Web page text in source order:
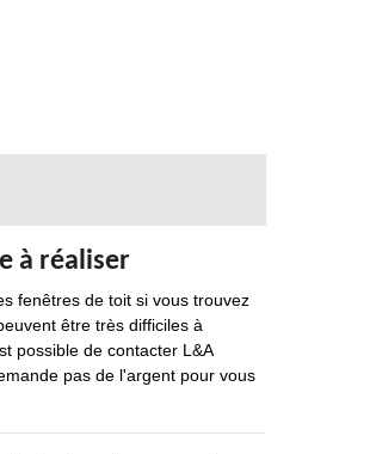
à réaliser
fenêtres de toit si vous trouvez
être très difficiles à
possible de contacter L&A
pas de l'argent pour vous